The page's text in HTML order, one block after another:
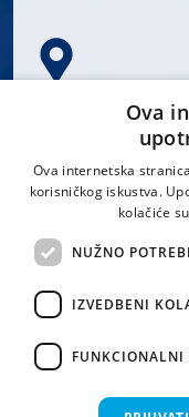
Spinčićeva 1, 21000
LINKOVI
Uvjeti korištenja
Ova
Ova internetska
korisničkog iskustva.
kolačiće
NUŽNO
IZVEDBENI
FUNKCIONALNI